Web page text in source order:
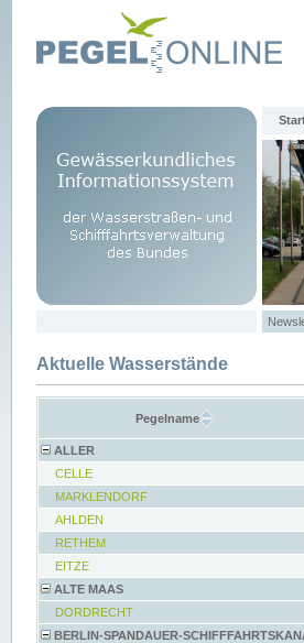
Aktuelle Wasserstände
Pegelname
ALLER
CELLE
MARKLENDORF
AHLDEN
RETHEM
EITZE
ALTE MAAS
DORDRECHT
BERLIN-SPANDAUER-